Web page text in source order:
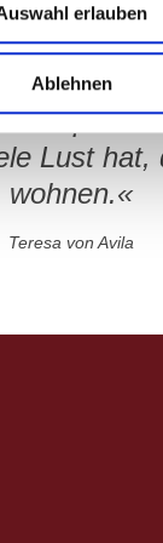
erlauben
Ablehnen
Körper
Lust hat,
wohnen.«
Teresa von Avila